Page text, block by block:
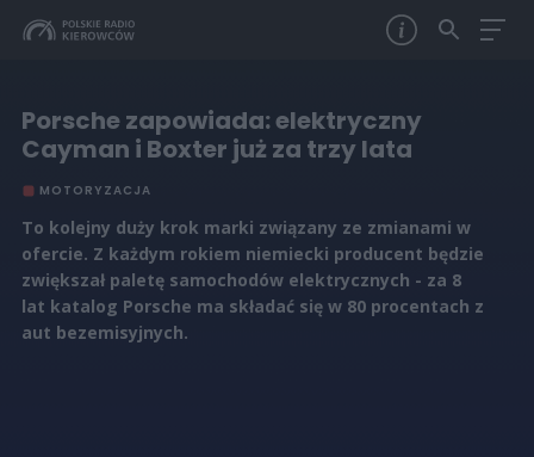
Porsche zapowiada: elektryczny
Cayman i Boxter już za trzy lata
MOTORYZACJA
To kolejny duży krok marki związany ze zmianami w
ofercie. Z każdym rokiem niemiecki producent będzie
zwiększał paletę samochodów elektrycznych - za 8
lat katalog Porsche ma składać się w 80 procentach z
aut bezemisyjnych.